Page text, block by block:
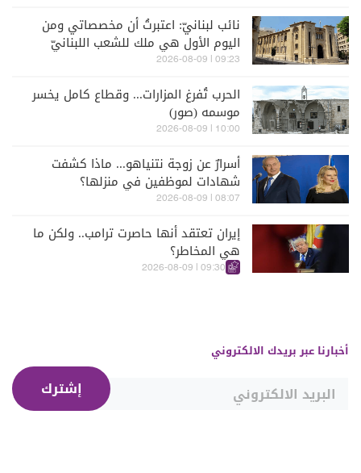
نائب لبنانيّ: اعتبرتُ أن مخصصاتي ومن
اليوم الأول هي ملك للشعب اللبنانيّ
09:23 | 2026-08-09
الحرب تُفرغ المزارات... وقطاع كامل يخسر
موسمه (صور)
10:00 | 2026-08-09
أسرارٌ عن زوجة نتنياهو... ماذا كشفت
شهادات لموظفين في منزلها؟
08:07 | 2026-08-09
إيران تعتقد أنها حاصرت ترامب.. ولكن ما
هي المخاطر؟
09:30 | 2026-08-09
أخبارنا عبر بريدك الالكتروني
إشترك